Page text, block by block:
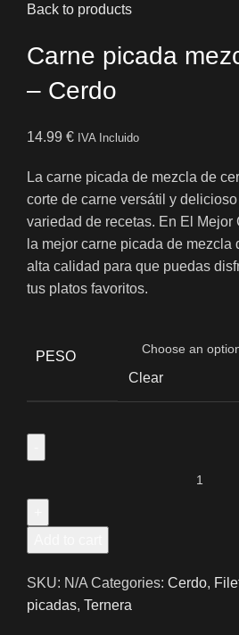
Back to products
Carne picada
– Cerdo
14.99 € IVA Incluido
La carne picada de mezcla de
corte de carne versátil y
variedad de recetas. En El Mejor
la mejor carne picada de mezcla
alta calidad para que puedas
tus platos favoritos.
PESO
Clear
SKU: N/A Categories: Cerdo,
picadas, Ternera